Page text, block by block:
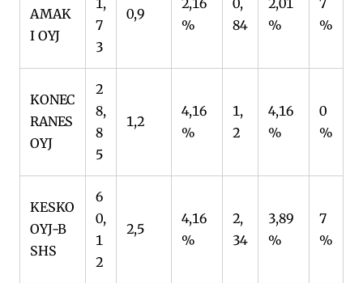
AMAK
I OYJ
7
3
0,9
%
84
%
%
KONEC
RANES
OYJ
2
8,
8
5
1,2
4,16
%
1,
2
4,16
%
0
%
KESKO
OYJ-B
SHS
6
0,
1
2
2,5
4,16
%
2,
34
3,89
%
7
%